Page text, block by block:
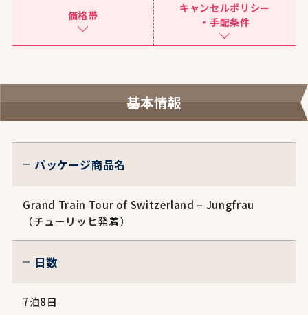
価格帯
キャンセルポリシー
・手配条件
基本情報
パッケージ商品名
Grand Train Tour of Switzerland – Jungfrau
（チューリッヒ発着）
日数
7泊8日